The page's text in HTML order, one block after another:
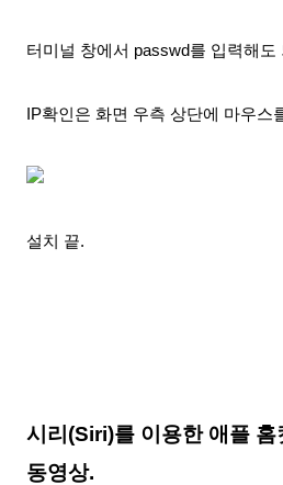
터미널 창에서 passwd를 입력해도
IP확인은 화면 우측 상단에 마우스
설치 끝.
시리(Siri)를 이용한 애플
동영상.